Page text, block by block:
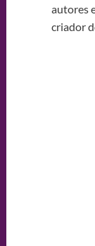
autores
criador